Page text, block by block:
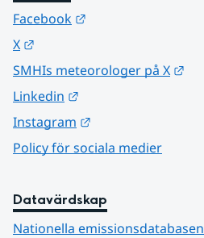
Facebook
X
SMHIs meteorologer på X
Linkedin
Instagram
Policy för sociala medier
Datavärdskap
Nationella emissionsdatabasen